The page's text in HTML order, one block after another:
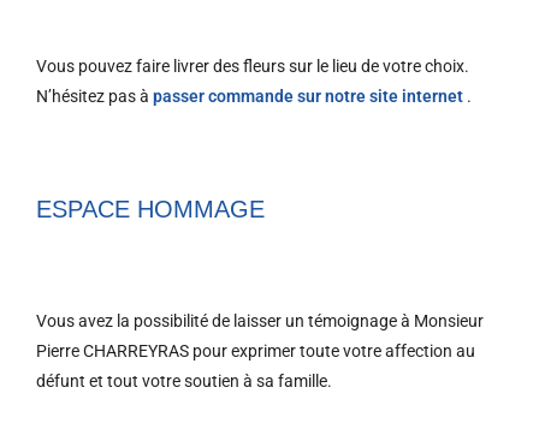
Vous pouvez faire livrer des fleurs sur le lieu de votre choix.
N’hésitez pas à passer commande sur notre site internet .
ESPACE HOMMAGE
Vous avez la possibilité de laisser un témoignage à Monsieur
Pierre CHARREYRAS pour exprimer toute votre affection au
défunt et tout votre soutien à sa famille.